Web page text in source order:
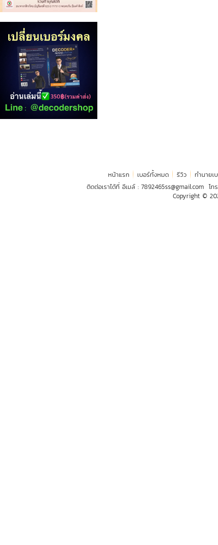
หน้าแรก เบอร์ทั้งหมด รีวิว
ทำนายเ
ติดต่อเราได้ที่ อีเมล์ : 7892465ss@gmail.com โท
Copyright ©